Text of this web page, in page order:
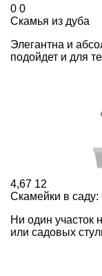
0 0
Скамья из дуба
Элегантна и
подойдет и для
4,67 12
Скамейки в саду:
Ни один участок
или садовых